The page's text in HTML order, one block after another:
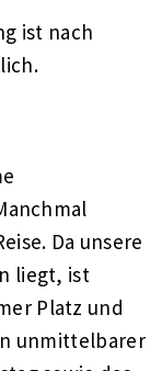
ist nach
Da unsere
liegt, ist
Platz und
unmittelbarer